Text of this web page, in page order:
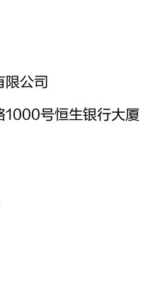
限公司
1000号恒生银行大厦